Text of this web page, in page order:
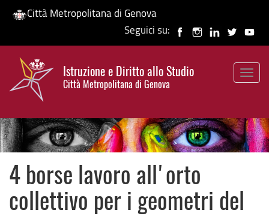
Salta
contenuto
principale
Città Metropolitana di Genova
Seguici su:
Istruzione e Diritto allo Studio
Città Metropolitana di Genova
HP banner
4 borse lavoro all'orto
collettivo per i geometri del